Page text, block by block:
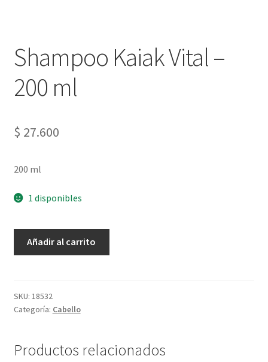
Shampoo Kaiak Vital –
200 ml
$ 27.600
200 ml
1 disponibles
200
ml
Añadir al carrito
SKU: 18532
Categoría: Cabello
Productos relacionados